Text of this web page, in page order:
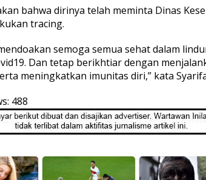
bahwa dirinya telah meminta Dinas
tracing.
semoga semua sehat dalam
Dan tetap berikhtiar dengan
meningkatkan imunitas diri,” kata
488